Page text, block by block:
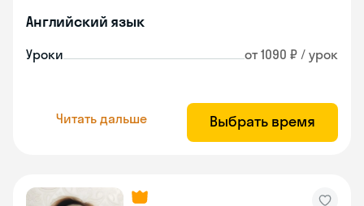
Английский язык
Уроки от 1090 ₽ / урок
Читать дальше Выбрать время